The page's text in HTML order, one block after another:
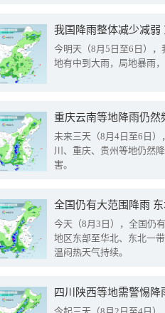
我国降雨整体减少减弱
今明天（8月5日至6日）
地有中到大雨，局地暴雨
重庆云南等地降雨仍然
未来三天（8月4日至6日
川、重庆、贵州等地仍然
害。
全国仍有大范围降雨
今天（8月3日），全国仍
地区东部至华北、东北一
温闷热天气持续。